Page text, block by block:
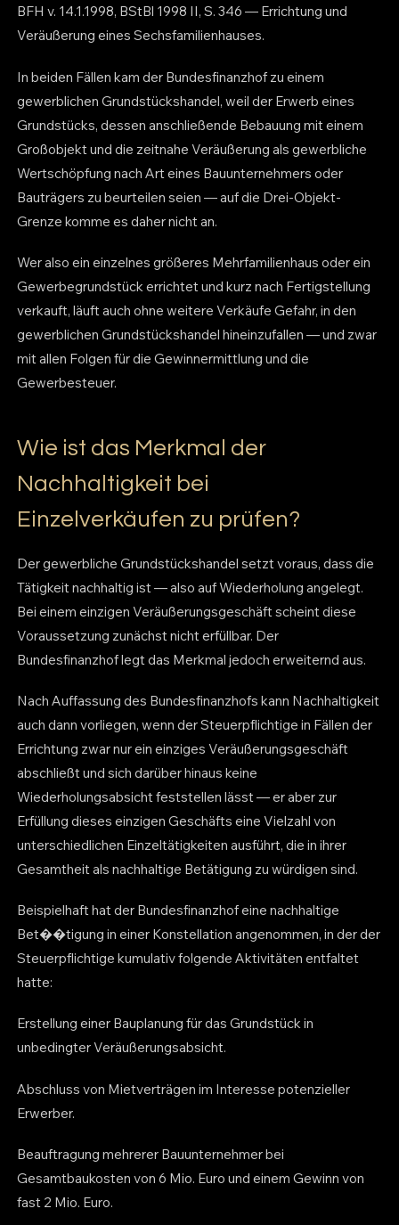
BFH v. 14.1.1998, BStBl 1998 II, S. 346 — Errichtung und
Veräußerung eines Sechsfamilienhauses.
In beiden Fällen kam der Bundesfinanzhof zu einem
gewerblichen Grundstückshandel, weil der Erwerb eines
Grundstücks, dessen anschließende Bebauung mit einem
Großobjekt und die zeitnahe Veräußerung als gewerbliche
Wertschöpfung nach Art eines Bauunternehmers oder
Bauträgers zu beurteilen seien — auf die Drei-Objekt-
Grenze komme es daher nicht an.
Wer also ein einzelnes größeres Mehrfamilienhaus oder ein
Gewerbegrundstück errichtet und kurz nach Fertigstellung
verkauft, läuft auch ohne weitere Verkäufe Gefahr, in den
gewerblichen Grundstückshandel hineinzufallen — und zwar
mit allen Folgen für die Gewinnermittlung und die
Gewerbesteuer.
Wie ist das Merkmal der
Nachhaltigkeit bei
Einzelverkäufen zu prüfen?
Der gewerbliche Grundstückshandel setzt voraus, dass die
Tätigkeit nachhaltig ist — also auf Wiederholung angelegt.
Bei einem einzigen Veräußerungsgeschäft scheint diese
Voraussetzung zunächst nicht erfüllbar. Der
Bundesfinanzhof legt das Merkmal jedoch erweiternd aus.
Nach Auffassung des Bundesfinanzhofs kann Nachhaltigkeit
auch dann vorliegen, wenn der Steuerpflichtige in Fällen der
Errichtung zwar nur ein einziges Veräußerungsgeschäft
abschließt und sich darüber hinaus keine
Wiederholungsabsicht feststellen lässt — er aber zur
Erfüllung dieses einzigen Geschäfts eine Vielzahl von
unterschiedlichen Einzeltätigkeiten ausführt, die in ihrer
Gesamtheit als nachhaltige Betätigung zu würdigen sind.
Beispielhaft hat der Bundesfinanzhof eine nachhaltige
Bet��tigung in einer Konstellation angenommen, in der der
Steuerpflichtige kumulativ folgende Aktivitäten entfaltet
hatte:
Erstellung einer Bauplanung für das Grundstück in
unbedingter Veräußerungsabsicht.
Abschluss von Mietverträgen im Interesse potenzieller
Erwerber.
Beauftragung mehrerer Bauunternehmer bei
Gesamtbaukosten von 6 Mio. Euro und einem Gewinn von
fast 2 Mio. Euro.